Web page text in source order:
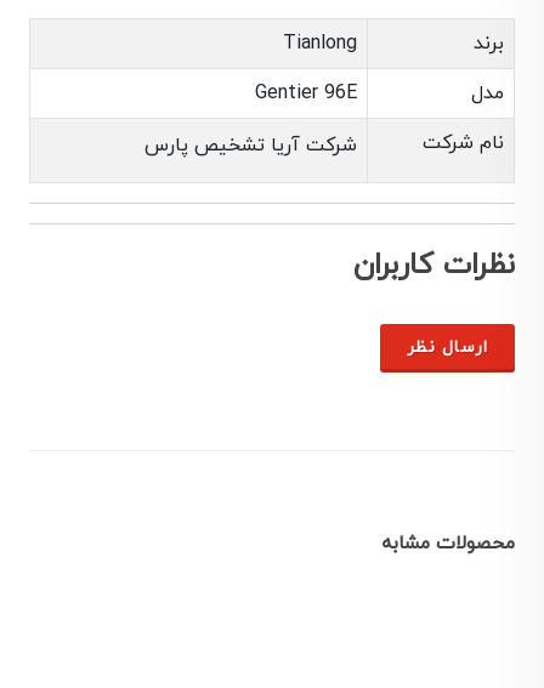
برند
Tianlong
مدل
Gentier 96E
نام شرکت
شرکت آریا تشخیص پارس
نظرات کاربران
ارسال نظر
محصولات مشابه